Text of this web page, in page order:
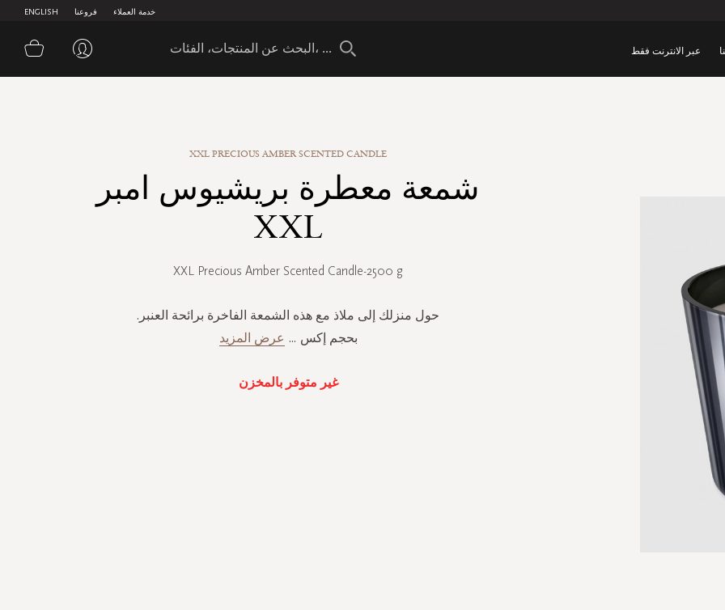
ENGLISH فروعنا خدمة العملاء
عبر الانترنت فقط سلة
XXL PRECIOUS AMBER SCENTED CANDLE
شمعة معطرة بريشيوس امبر
XXL
XXL Precious Amber Scented Candle-2500 g
حول منزلك إلى ملاذ مع هذه الشمعة الفاخرة برائحة العنبر.
بحجم إكس ... عرض المزيد
غير متوفر بالمخزن